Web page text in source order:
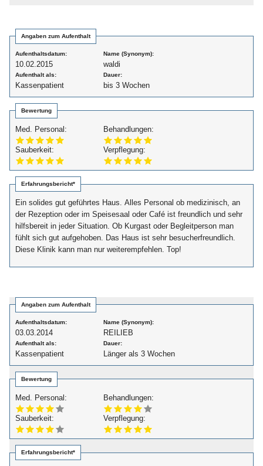
Angaben zum Aufenthalt
Aufenthaltsdatum:
10.02.2015
Name (Synonym):
waldi
Aufenthalt als:
Kassenpatient
Dauer:
bis 3 Wochen
Bewertung
Med. Personal: Behandlungen:
Sauberkeit: Verpflegung:
Erfahrungsbericht*
Ein solides gut geführtes Haus. Alles Personal ob medizinisch, an
der Rezeption oder im Speisesaal oder Café ist freundlich und sehr
hilfsbereit in jeder Situation. Ob Kurgast oder Begleitperson man
fühlt sich gut aufgehoben. Das Haus ist sehr besucherfreundlich.
Diese Klinik kann man nur weiterempfehlen. Top!
Angaben zum Aufenthalt
Aufenthaltsdatum:
03.03.2014
Name (Synonym):
REILIEB
Aufenthalt als:
Kassenpatient
Dauer:
Länger als 3 Wochen
Bewertung
Med. Personal: Behandlungen:
Sauberkeit: Verpflegung:
Erfahrungsbericht*